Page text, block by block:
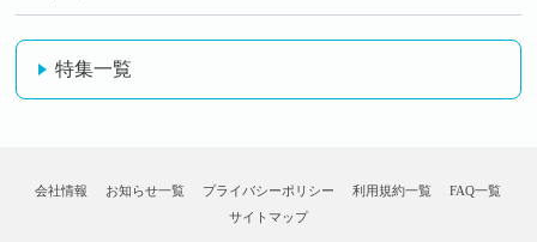
特集一覧
会社情報 お知らせ一覧 プライバシーポリシー 利用規約一覧
FAQ一覧
サイトマップ